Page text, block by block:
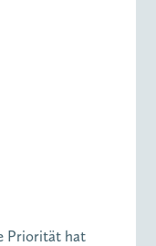
Priorität hat